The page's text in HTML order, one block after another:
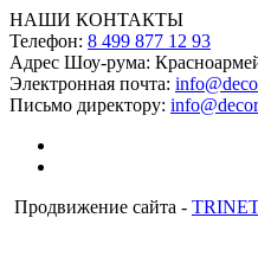
НАШИ КОНТАКТЫ
Телефон: 8 499 877 12 93
Адрес Шоу-рума:
Электронная почта:
Письмо директору:
Продвижение сайта -